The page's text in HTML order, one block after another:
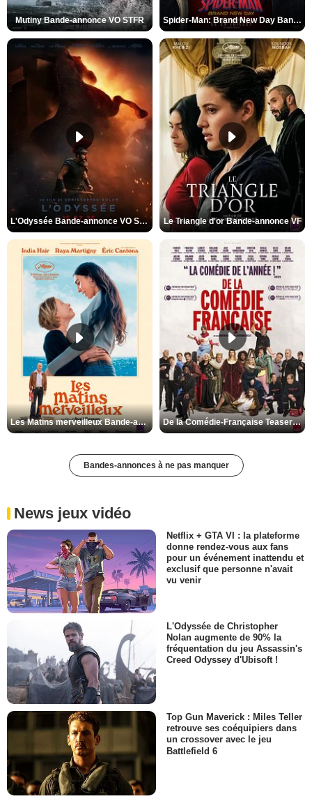
Mutiny Bande-annonce VO STFR Spider-Man: Brand New Day Bande-annonce VO STFR
L'Odyssée Bande-annonce VO STFR Le Triangle d'or Bande-annonce VF
Les Matins merveilleux Bande-annonce VF De la Comédie-Française Teaser VF
Bandes-annonces à ne pas manquer
News jeux vidéo
Netflix + GTA VI : la plateforme
donne rendez-vous aux fans
pour un événement inattendu et
exclusif que personne n'avait
vu venir
L'Odyssée de Christopher
Nolan augmente de 90% la
fréquentation du jeu Assassin's
Creed Odyssey d'Ubisoft !
Top Gun Maverick : Miles Teller
retrouve ses coéquipiers dans
un crossover avec le jeu
Battlefield 6